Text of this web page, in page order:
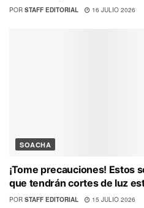
POR STAFF EDITORIAL 16 JULIO 2026
SOACHA
¡Tome precauciones! Estos
que tendrán cortes de luz
POR STAFF EDITORIAL 15 JULIO 2026